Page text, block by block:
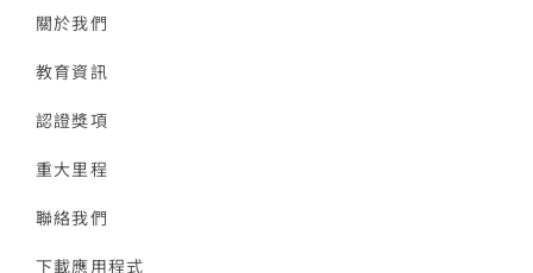
關於我們
教育資訊
認證獎項
重大里程
聯絡我們
下載應用程式